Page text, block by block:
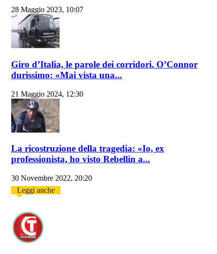
28 Maggio 2023, 10:07
Giro d’Italia, le parole dei corridori. O’Connor
durissimo: «Mai vista una...
21 Maggio 2024, 12:30
La ricostruzione della tragedia: «Io, ex
professionista, ho visto Rebellin a...
30 Novembre 2022, 20:20
Leggi anche